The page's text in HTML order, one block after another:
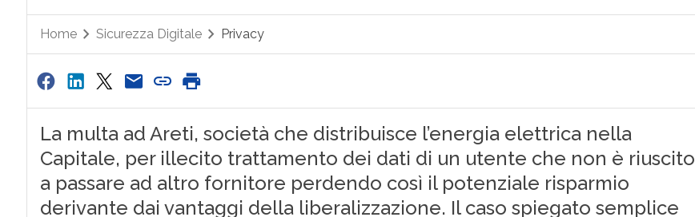
Home Sicurezza Digitale Privacy
La multa ad Areti, società che distribuisce l’energia elettrica nella
Capitale, per illecito trattamento dei dati di un utente che non è riuscito
a passare ad altro fornitore perdendo così il potenziale risparmio
derivante dai vantaggi della liberalizzazione. Il caso spiegato semplice